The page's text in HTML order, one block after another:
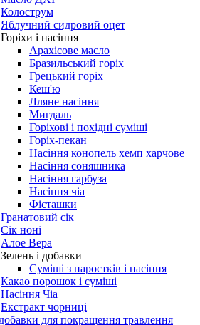
Колострум
Яблучний сидровий оцет
Горіхи і насіння
Арахісове масло
Бразильський горіх
Грецький горіх
Кеш'ю
Лляне насіння
Мигдаль
Горіхові і похідні суміші
Горіх-пекан
Насіння конопель хемп харчове
Насіння соняшника
Насіння гарбуза
Насіння чіа
Фісташки
Гранатовий сік
Сік ноні
Алое Вера
Зелень і добавки
Суміші з паростків і насіння
Какао порошок і суміші
Насіння Чіа
Екстракт чорниці